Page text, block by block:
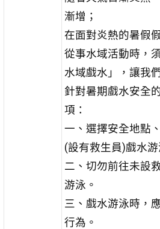
漸增；
在面對炎熱的暑假
從事水域活動時，
水域戲水」，讓我
針對暑期戲水安全
項：
一、選擇安全地點
(設有救生員)戲水游
二、切勿前往未設
游泳。
三、戲水游泳時，
行為。